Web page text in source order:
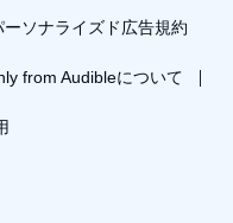
ーソナライズド広告規約
from Audibleについて